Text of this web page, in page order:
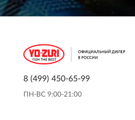
8 (499) 450-65-99
ПН-ВС 9:00-21:00